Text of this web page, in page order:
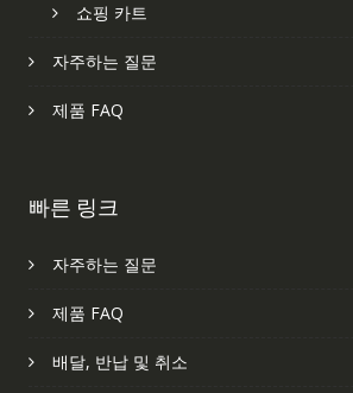
쇼핑 카트
자주하는 질문
제품 FAQ
빠른 링크
자주하는 질문
제품 FAQ
배달, 반납 및 취소